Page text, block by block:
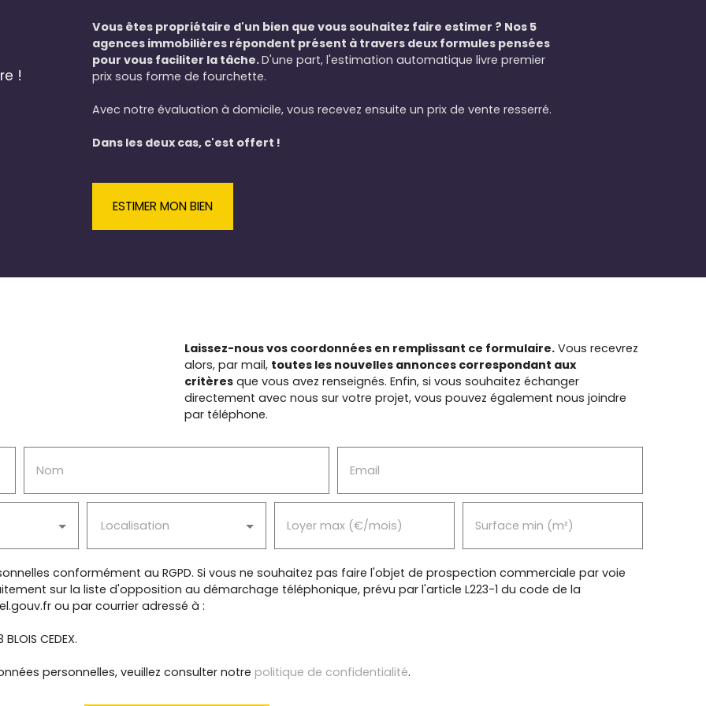
vaisselle , 2 réfrigérateurs, congélateurs,
quatre plaques vitros , micro ondes,
cafetière , bouilloire buanderie avec lave
linge et sèche linge à disposition loyer
350€+105€ de charges comprenant eau,
électricité , internet, ménage dépôt de
garantie 1 mois de loyer hors charges
honoraires d' agence forfait étudiant
!
Vous êtes propriétaire d'un bien que vous souhaitez faire estimer ? Nos 5
agences immobilières répondent présent à travers deux formules pensées
pour vous faciliter la tâche.D'une part, l'estimation automatique livre premier
prix sous forme de fourchette.
Avec notre évaluation à domicile, vous recevez ensuite un prix de vente resserré.
Dans les deux cas, c'est offert !
ESTIMER MON BIEN
Laissez-nous vos coordonnées en remplissant ce formulaire. Vous recevrez
alors, par mail, toutes les nouvelles annonces correspondant aux
critères que vous avez renseignés. Enfin, si vous souhaitez échanger
directement avec nous sur votre projet, vous pouvez également nous joindre
par téléphone.
Nom Email
Localisation Loyer max (€/mois) Surface min (m²)
conformément au RGPD. Si vous ne souhaitez pas faire l'objet de prospection commerciale par voie
sur la liste d'opposition au démarchage téléphonique, prévu par l'article L223-1 du code de la
ou par courrier adressé à :
CEDEX.
personnelles, veuillez consulter notre politique de confidentialité.